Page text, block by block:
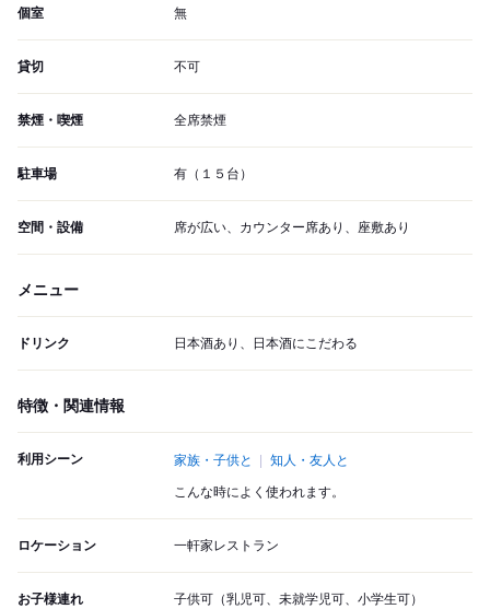
個室 無
貸切 不可
禁煙・喫煙 全席禁煙
駐車場 有（１５台）
空間・設備 席が広い、カウンター席あり、座敷あり
メニュー
ドリンク 日本酒あり、日本酒にこだわる
特徴・関連情報
利用シーン 家族・子供と 知人・友人と
こんな時によく使われます。
ロケーション 一軒家レストラン
お子様連れ 子供可（乳児可、未就学児可、小学生可）